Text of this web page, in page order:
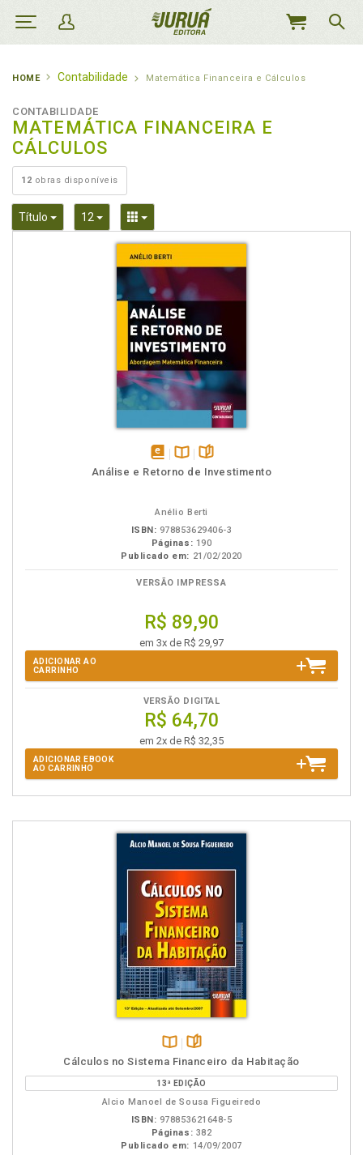
MEU
HOME Contabilidade Matemática Financeira e Cálculos
CONTABILIDADE
MATEMÁTICA FINANCEIRA E
CÁLCULOS
12 obras disponíveis
Título Toggle Dropdown
12 Toggle DropdownToggle Dropdown
disponívelDisponível
páginas
Análise e Retorno de Investimento
Anélio Berti
ISBN: 978853629406-3
Páginas: 190
Publicado em: 21/02/2020
VERSÃO IMPRESSA
R$ 89,90
em 3x de R$ 29,97
ADICIONAR AO
CARRINHO
VERSÃO DIGITAL
R$ 64,70
em 2x de R$ 32,35
ADICIONAR EBOOK
AO CARRINHO
Disponível
na
B.V.
páginas
Cálculos no Sistema Financeiro da Habitação
13ª EDIÇÃO
Alcio Manoel de Sousa Figueiredo
ISBN: 978853621648-5
Páginas: 382
Publicado em: 14/09/2007